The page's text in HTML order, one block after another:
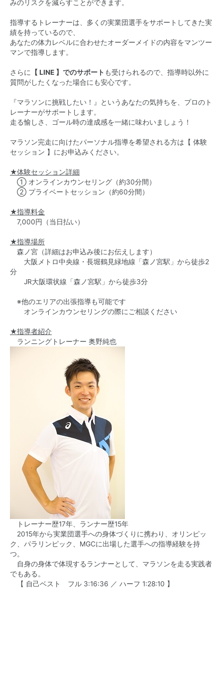
みのリスクを減らすことができます。
指導するトレーナーは、多くの実業団選手をサポートしてきた実
績を持っているので、
あなたの体力レベルに合わせたオーダーメイドの内容をマンツー
マンで指導します。
さらに 【 LINE 】でのサポート も受けられるので、指導時以外に
質問がしたくなった場合にも安心です。
『マラソンに挑戦したい！』というあなたの気持ちを、プロのト
レーナーがサポートします。
走る愉しさ、ゴール時の達成感を一緒に味わいましょう！
マラソン完走に向けたパーソナル指導を希望される方は【 体験
セッション 】にお申込みください。
★体験セッション詳細
① オンラインカウンセリング（約30分間）
② プライベートセッション（約60分間）
★指導料金
7,000円（当日払い）
★指導場所
森ノ宮（詳細はお申込み後にお伝えします）
大阪メトロ中央線・長堀鶴見緑地線「森ノ宮駅」から徒歩2
分
JR大阪環状線「森ノ宮駅」から徒歩3分
※他のエリアの出張指導も可能です
オンラインカウンセリングの際にご相談ください
★指導者紹介
ランニングトレーナー 奥野純也
トレーナー歴17年、ランナー歴15年
2015年から実業団選手への身体づくりに携わり、オリンピッ
ク、パラリンピック、MGCに出場した選手への指導経験を持
つ。
自身の身体で体現するランナーとして、マラソンを走る実践者
でもある。
【 自己ベスト フル 3:16:36 ／ ハーフ 1:28:10 】